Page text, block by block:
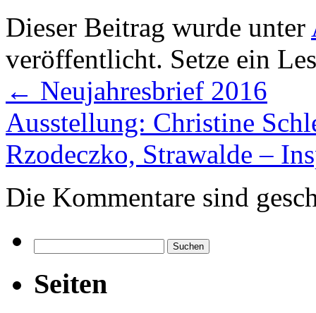
Dieser Beitrag wurde unter
veröffentlicht. Setze ein
← Neujahresbrief 2016
Ausstellung: Christine
Rzodeczko, Strawalde –
Die Kommentare sind
nach:
Seiten